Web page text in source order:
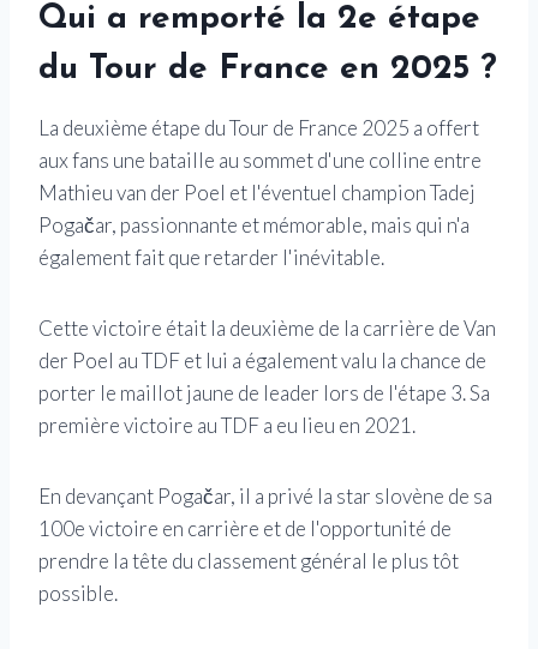
Qui a remporté la 2e étape
du Tour de France en 2025 ?
La deuxième étape du Tour de France 2025 a offert
aux fans une bataille au sommet d'une colline entre
Mathieu van der Poel et l'éventuel champion Tadej
Pogačar, passionnante et mémorable, mais qui n'a
également fait que retarder l'inévitable.
Cette victoire était la deuxième de la carrière de Van
der Poel au TDF et lui a également valu la chance de
porter le maillot jaune de leader lors de l'étape 3. Sa
première victoire au TDF a eu lieu en 2021.
En devançant Pogačar, il a privé la star slovène de sa
100e victoire en carrière et de l'opportunité de
prendre la tête du classement général le plus tôt
possible.